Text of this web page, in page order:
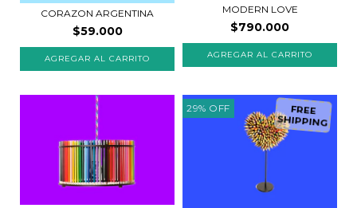
CORAZON ARGENTINA
$59.000
MODERN LOVE
$790.000
29% OFF FREE
SHIPPING